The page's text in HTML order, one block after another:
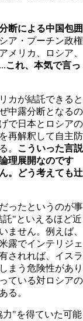
分断による中国包囲
ア・プーチン政権
メリカ、ロシア、
これ、本気で言っ
カが結託できると
中露分断となるの
で日本とロシアの
再解釈して自主防
。 こういった言説
理展開なのです
。どう考えても辻
ったというのが事
"といえるほど近
ません。例えば、
露でインテリジェ
されれば、イスラ
まう危険性があり
ている対ロシアの
る。
力"を得ていた可能